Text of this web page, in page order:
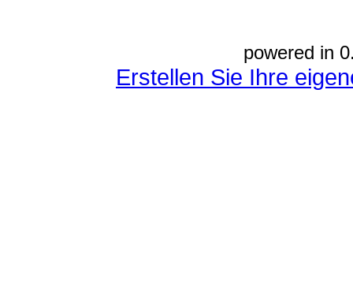
powered in
Erstellen Sie Ihre